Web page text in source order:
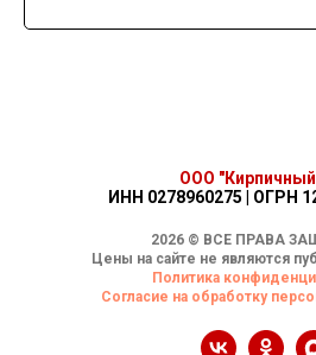
ООО "Кирпичный
ИНН 0278960275 | ОГРН
2026 © ВСЕ ПРАВА
Цены на сайте не являются
Политика
Согласие на обработку